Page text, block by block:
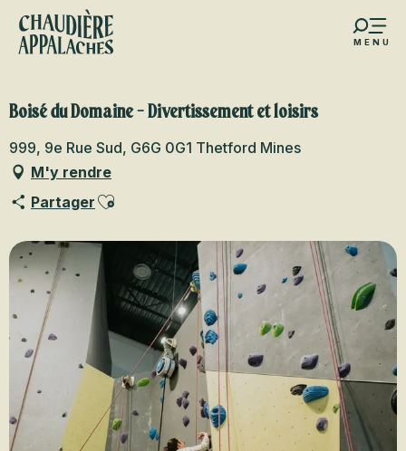
Aller
contenu
MENU
favoris
Boisé du Domaine - Divertissement et loisirs
999, 9e Rue Sud, G6G 0G1 Thetford Mines
M'y rendre
Partager Ajouter aux favoris